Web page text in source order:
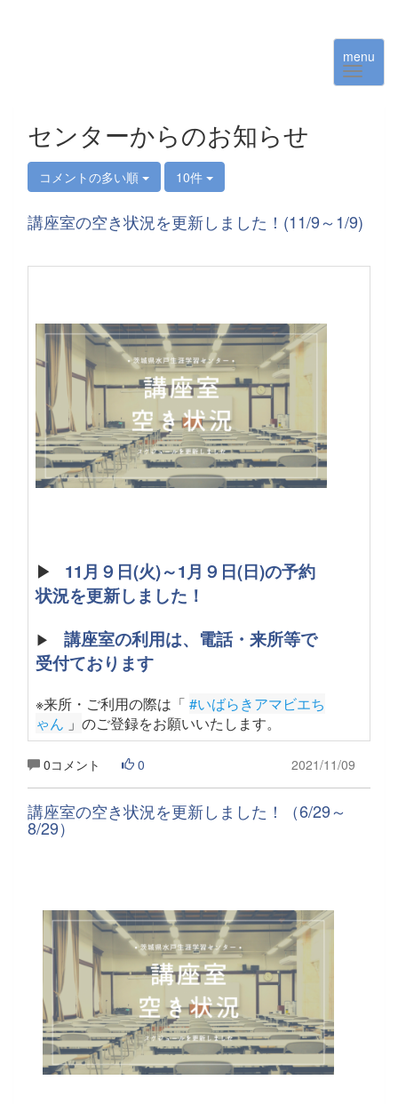
menu
センターからのお知らせ
コメントの多い順 10件
講座室の空き状況を更新しました！(11/9～1/9)
▶
11月９日(火)～1月９日(日)の予約
状況を更新しました！
▶ 講座室の利用は、電話・来所等で
受付ております
※来所・ご利用の際は「 #いばらきアマビエち
ゃん 」 のご登録をお願いいたします。
0コメント 0 2021/11/09
講座室の空き状況を更新しました！（6/29～
8/29）